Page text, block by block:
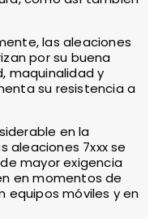
las aleaciones
por su buena
maquinalidad y
su resistencia a
en la
aleaciones 7xxx se
mayor exigencia
en momentos de
equipos móviles y en